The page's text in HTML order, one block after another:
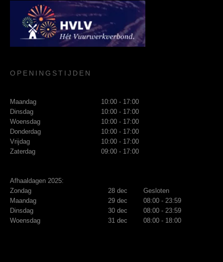
OPENINGSTIJDEN
Maandag
10:00 - 17:00
Dinsdag
10:00 - 17:00
Woensdag
10:00 - 17:00
Donderdag
10:00 - 17:00
Vrijdag
10:00 - 17:00
Zaterdag
09:00 - 17:00
Afhaaldagen 2025:
Zondag
28 dec
Gesloten
Maandag
29 dec
08:00 - 23:59
Dinsdag
30 dec
08:00 - 23:59
Woensdag
31 dec 08:00 - 18:00